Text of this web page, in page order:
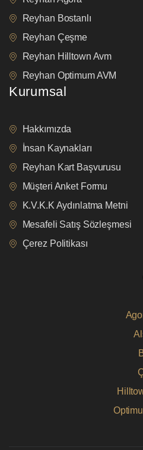
Reyhan Bostanlı
Reyhan Çeşme
Reyhan Hilltown Avm
Reyhan Optimum AVM
Kurumsal
Hakkımızda
İnsan Kaynakları
Reyhan Kart Başvurusu
Müşteri Anket Formu
K.V.K.K Aydınlatma Metni
Mesafeli Satış Sözleşmesi
Çerez Politikası